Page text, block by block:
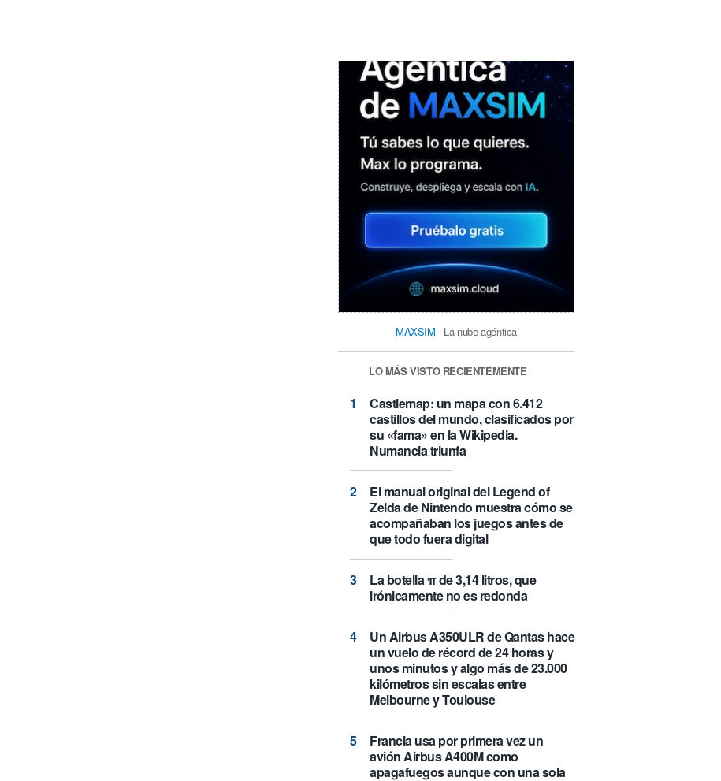
MAXSIM - La nube agéntica
LO MÁS VISTO RECIENTEMENTE
Castlemap: un mapa con 6.412
castillos del mundo, clasificados por
su «fama» en la Wikipedia.
Numancia triunfa
El manual original del Legend of
Zelda de Nintendo muestra cómo se
acompañaban los juegos antes de
que todo fuera digital
La botella π de 3,14 litros, que
irónicamente no es redonda
Un Airbus A350ULR de Qantas hace
un vuelo de récord de 24 horas y
unos minutos y algo más de 23.000
kilómetros sin escalas entre
Melbourne y Toulouse
Francia usa por primera vez un
avión Airbus A400M como
apagafuegos aunque con una sola